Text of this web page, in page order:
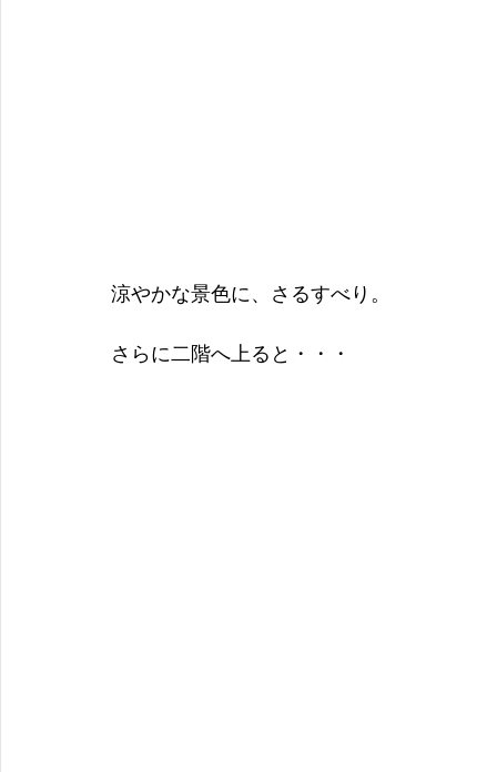
涼やかな景色に、さるすべり。
さらに二階へ上ると・・・